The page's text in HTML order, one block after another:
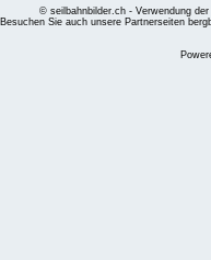
© seilbahnbilder.ch - Verwendung
Besuchen Sie auch unsere Partnerseiten